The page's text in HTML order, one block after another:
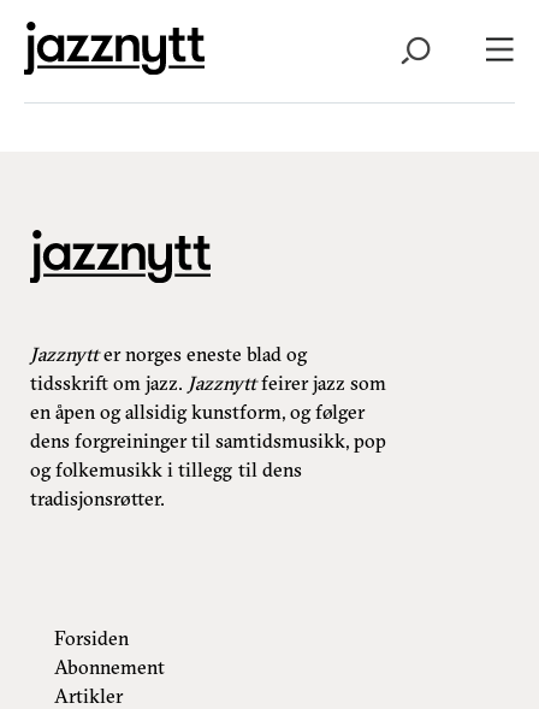
Jazznytter norges eneste blad og
tidsskrift om jazz. Jazznyttfeirer jazz som
en åpen og allsidig kunstform, og følger
dens forgreininger til samtidsmusikk, pop
og folkemusikk i tillegg til dens
tradisjonsrøtter.
Forsiden
Abonnement
Artikler